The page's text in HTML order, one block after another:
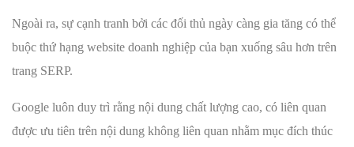
Ngoài ra, sự cạnh tranh bởi các đối thủ ngày càng gia tăng có thể
buộc thứ hạng website doanh nghiệp của bạn xuống sâu hơn trên
trang SERP.
Google luôn duy trì rằng nội dung chất lượng cao, có liên quan
được ưu tiên trên nội dung không liên quan nhằm mục đích thúc